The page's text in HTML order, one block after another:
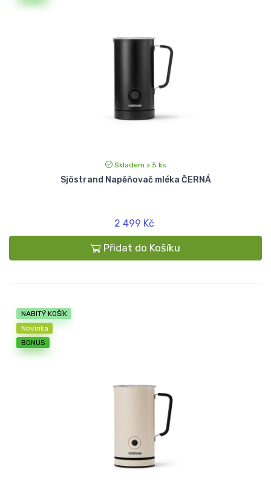
Skladem > 5 ks
Sjöstrand Napěňovač mléka ČERNÁ
2 499 Kč
Přidat do Košíku
NABITÝ KOŠÍK
Novinka
BONUS